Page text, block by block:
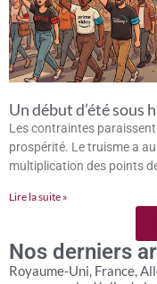
Un début d’été sous
Les contraintes
prospérité. Le truisme a
multiplication des points
Lire la suite »
Nos derniers
Royaume-Uni, France,